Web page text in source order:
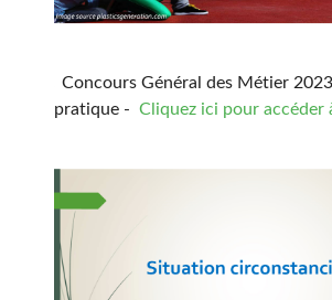
Concours Général des Métier
pratique - Cliquez ici pour accéder